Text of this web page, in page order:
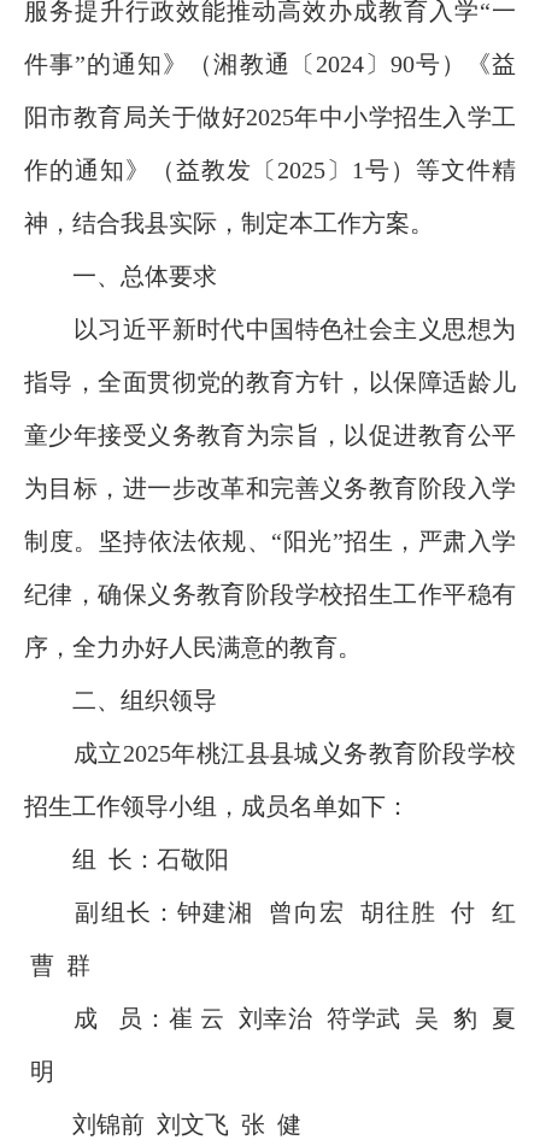
服务提升行政效能推动高效办成教育入学“一
件事”的通知》（湘教通〔2024〕90号）《益
阳市教育局关于做好2025年中小学招生入学工
作的通知》（益教发〔2025〕1号）等文件精
神，结合我县实际，制定本工作方案。
一、总体要求
以习近平新时代中国特色社会主义思想为
指导，全面贯彻党的教育方针，以保障适龄儿
童少年接受义务教育为宗旨，以促进教育公平
为目标，进一步改革和完善义务教育阶段入学
制度。坚持依法依规、“阳光”招生，严肃入学
纪律，确保义务教育阶段学校招生工作平稳有
序，全力办好人民满意的教育。
二、组织领导
成立2025年桃江县县城义务教育阶段学校
招生工作领导小组，成员名单如下：
组 长：石敬阳
副组长：钟建湘 曾向宏 胡往胜 付 红
曹 群
成 员：崔 云 刘幸治 符学武 吴 豹 夏
明
刘锦前 刘文飞 张 健